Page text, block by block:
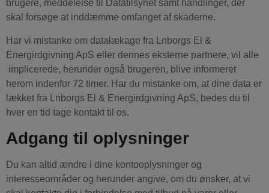
brugere, meddelelse til Datatilsynet samt handlinger, der
skal forsøge at inddæmme omfanget af skaderne.
Har vi mistanke om datalækage fra Lnborgs El &
Energirdgivning ApS eller dennes eksterne partnere, vil alle
implicerede, herunder også brugeren, blive informeret
herom indenfor 72 timer. Har du mistanke om, at dine data er
lækket fra Lnborgs El & Energirdgivning ApS, bedes du til
hver en tid tage kontakt til os.
Adgang til oplysninger
Du kan altid ændre i dine kontooplysninger og
interesseområder og herunder angive, om du ønsker, at vi